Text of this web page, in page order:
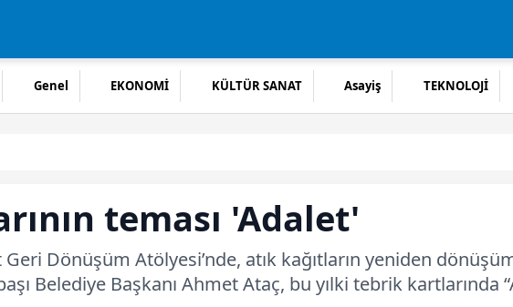
Genel EKONOMİ KÜLTÜR SANAT Asayiş TEKNOLOJİ
teması 'Adalet'
Geri Dönüşüm Atölyesi’nde, atık kağıtların yeniden
Belediye Başkanı Ahmet Ataç, bu yılki tebrik